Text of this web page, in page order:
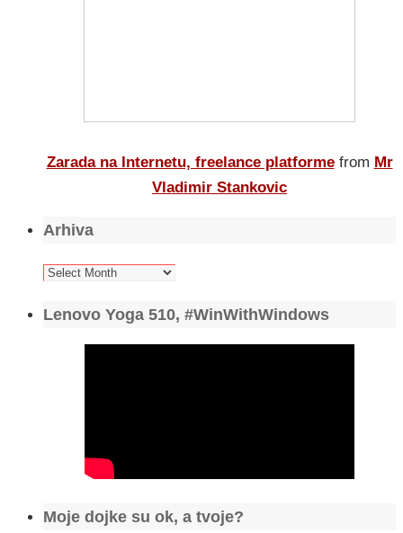
Zarada na Internetu, freelance platforme from Mr
Vladimir Stankovic
Arhiva
Arhiva
Lenovo Yoga 510, #WinWithWindows
Moje dojke su ok, a tvoje?